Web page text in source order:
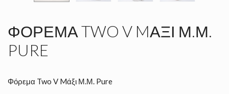
ΦΌΡΕΜΑ TWO V MΆΞΙ Μ.Μ.
PURE
Φόρεμα Two V Mάξι Μ.Μ. Pure